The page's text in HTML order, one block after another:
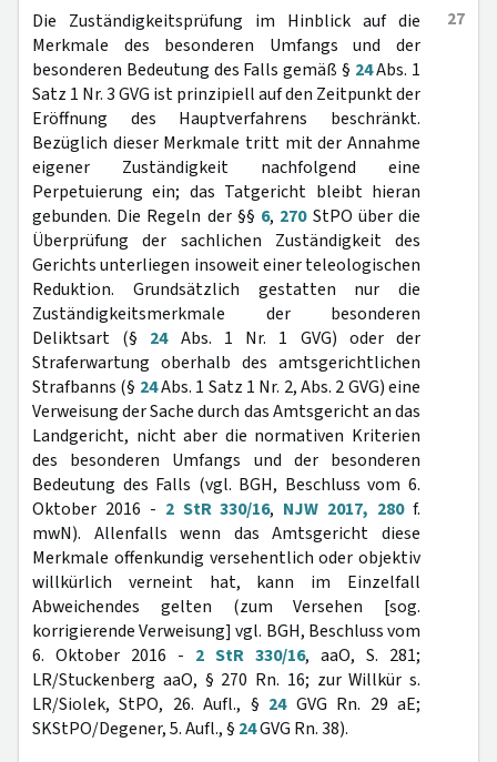
27
Die Zuständigkeitsprüfung im Hinblick auf die
Merkmale des besonderen Umfangs und der
besonderen Bedeutung des Falls gemäß § 24Abs. 1
Satz 1 Nr. 3 GVG ist prinzipiell auf den Zeitpunkt der
Eröffnung des Hauptverfahrens beschränkt.
Bezüglich dieser Merkmale tritt mit der Annahme
eigener Zuständigkeit nachfolgend eine
Perpetuierung ein; das Tatgericht bleibt hieran
gebunden. Die Regeln der §§ 6, 270StPO über die
Überprüfung der sachlichen Zuständigkeit des
Gerichts unterliegen insoweit einer teleologischen
Reduktion. Grundsätzlich gestatten nur die
Zuständigkeitsmerkmale der besonderen
Deliktsart (§ 24Abs. 1 Nr. 1 GVG) oder der
Straferwartung oberhalb des amtsgerichtlichen
Strafbanns (§ 24Abs. 1 Satz 1 Nr. 2, Abs. 2 GVG) eine
Verweisung der Sache durch das Amtsgericht an das
Landgericht, nicht aber die normativen Kriterien
des besonderen Umfangs und der besonderen
Bedeutung des Falls (vgl. BGH, Beschluss vom 6.
Oktober 2016 - 2 StR 330/16, NJW 2017, 280f.
mwN). Allenfalls wenn das Amtsgericht diese
Merkmale offenkundig versehentlich oder objektiv
willkürlich verneint hat, kann im Einzelfall
Abweichendes gelten (zum Versehen [sog.
korrigierende Verweisung] vgl. BGH, Beschluss vom
6. Oktober 2016 - 2 StR 330/16, aaO, S. 281;
LR/Stuckenberg aaO, § 270 Rn. 16; zur Willkür s.
LR/Siolek, StPO, 26. Aufl., § 24GVG Rn. 29 aE;
SKStPO/Degener, 5. Aufl., § 24GVG Rn. 38).